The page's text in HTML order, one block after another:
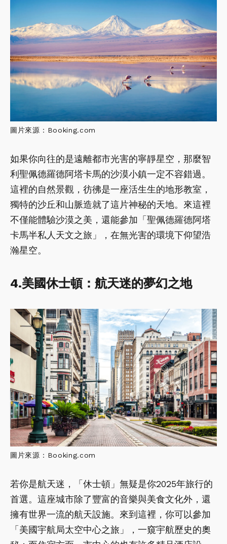
圖片來源：Booking.com
如果你向往的是遠離都市光害的寧靜星空，那麼智
利聖佩德羅德阿塔卡馬的沙漠小鎮一定不容錯過。
這裡的自然景觀，彷彿是一座活生生的地形教室，
獨特的沙丘和山脈造就了這片神秘的天地。來這裡
不僅能體驗沙漠之美，還能參加「聖佩德羅德阿塔
卡馬半私人天文之旅」，在無光害的環境下仰望浩
瀚星空。
4.美國休士頓：航天迷的夢幻之地
圖片來源：Booking.com
若你是航天迷，「休士頓」無疑是你2025年旅行的
首選。這座城市除了豐富的音樂與美食文化外，還
擁有世界一流的航天設施。來到這裡，你可以參加
「美國宇航局太空中心之旅」，一窺宇航歷史的奧